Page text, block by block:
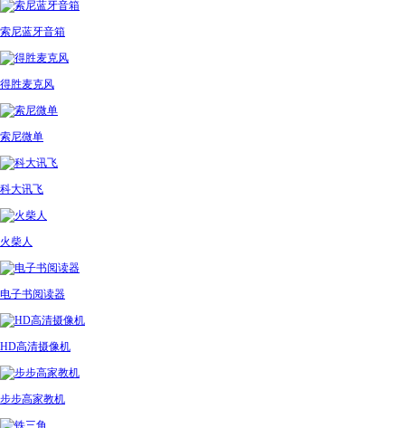
索尼蓝牙音箱
得胜麦克风
索尼微单
科大讯飞
火柴人
电子书阅读器
HD高清摄像机
步步高家教机